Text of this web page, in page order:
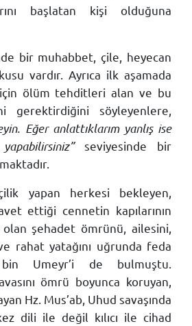
başlatan kişi olduğuna
bir muhabbet, çile, heyecan
vardır. Ayrıca ilk aşamada
için ölüm tehditleri alan ve bu
gerektirdiğini söyleyenlere,
Eğer anlattıklarım yanlış ise
seviyesinde bir
yapan herkesi bekleyen,
ettiği cennetin kapılarının
olan şehadet ömrünü, ailesini,
rahat yatağını uğrunda feda
Umeyr’i de bulmuştu.
ömrü boyunca koruyan,
Hz. Mus’ab, Uhud savaşında
dili ile değil kılıcı ile cihad